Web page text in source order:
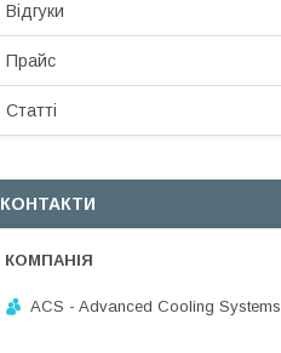
Відгуки
Прайс
Статті
КОНТАКТИ
ACS - Advanced Cooling Systems